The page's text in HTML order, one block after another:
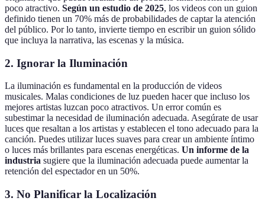
poco atractivo. Según un estudio de 2025, los videos con un guion
definido tienen un 70% más de probabilidades de captar la atención
del público. Por lo tanto, invierte tiempo en escribir un guion sólido
que incluya la narrativa, las escenas y la música.
2. Ignorar la Iluminación
La iluminación es fundamental en la producción de videos
musicales. Malas condiciones de luz pueden hacer que incluso los
mejores artistas luzcan poco atractivos. Un error común es
subestimar la necesidad de iluminación adecuada. Asegúrate de usar
luces que resaltan a los artistas y establecen el tono adecuado para la
canción. Puedes utilizar luces suaves para crear un ambiente íntimo
o luces más brillantes para escenas energéticas. Un informe de la
industria sugiere que la iluminación adecuada puede aumentar la
retención del espectador en un 50%.
3. No Planificar la Localización